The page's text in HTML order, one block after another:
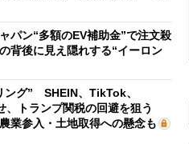
パン“多額のEV補助金”で注文殺
背後に見え隠れする“イーロン
ング” SHEIN、TikTok、
、トランプ関税の回避を狙う
業参入・土地取得への懸念も